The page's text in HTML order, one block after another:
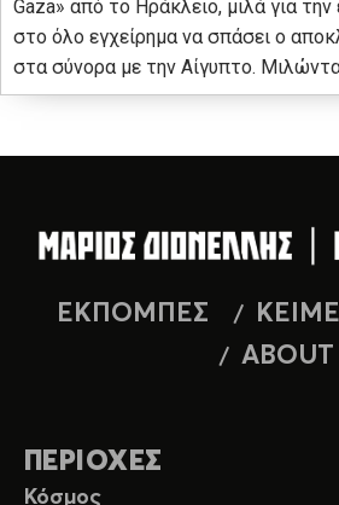
Gaza» από το Ηράκλειο, μιλά για
στο όλο εγχείρημα να σπάσει ο
στα σύνορα με την Αίγυπτο.
ΕΚΠΟΜΠΕΣ
ABOUT
ΠΕΡΙΟΧΕΣ
Κόσμος